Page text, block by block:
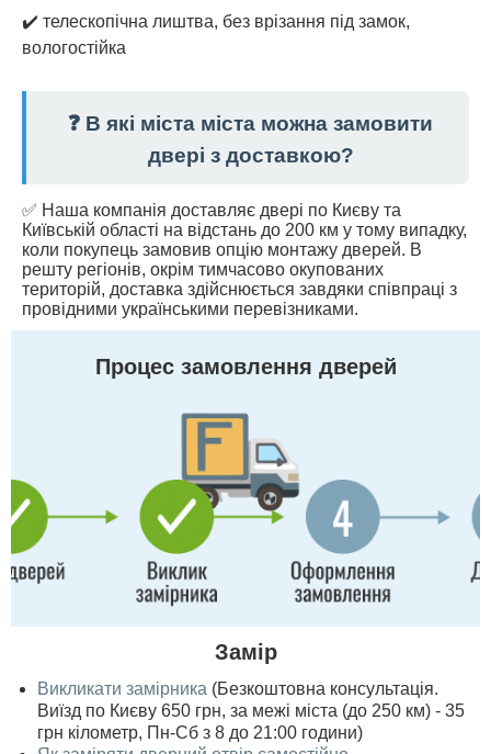
✔️ телескопічна лиштва, без врізання під замок,
вологостійка
❓ В які міста міста можна замовити
двері з доставкою?
✅ Наша компанія доставляє двері по Києву та
Київській області на відстань до 200 км у тому випадку,
коли покупець замовив опцію монтажу дверей. В
решту регіонів, окрім тимчасово окупованих
територій, доставка здійснюється завдяки співпраці з
провідними українськими перевізниками.
Процес замовлення дверей
Замір
Викликати замірника (Безкоштовна консультація.
Виїзд по Києву 650 грн, за межі міста (до 250 км) - 35
грн кілометр, Пн-Сб з 8 до 21:00 години)